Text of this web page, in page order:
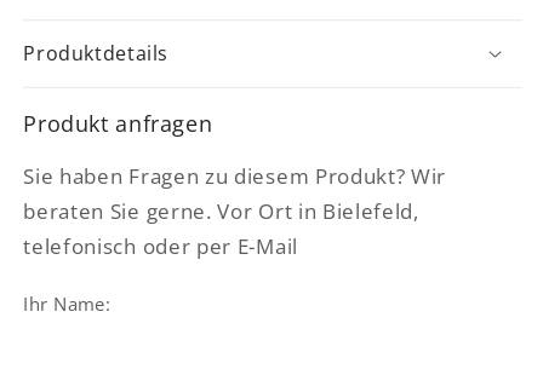
Produktdetails
Produkt anfragen
Sie haben Fragen zu diesem Produkt? Wir
beraten Sie gerne. Vor Ort in Bielefeld,
telefonisch oder per E-Mail
Ihr Name: